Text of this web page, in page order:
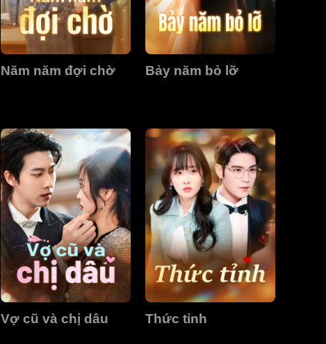
Năm năm đợi chờ Bảy năm bỏ lỡ
Vợ cũ và chị dâu Thức tỉnh